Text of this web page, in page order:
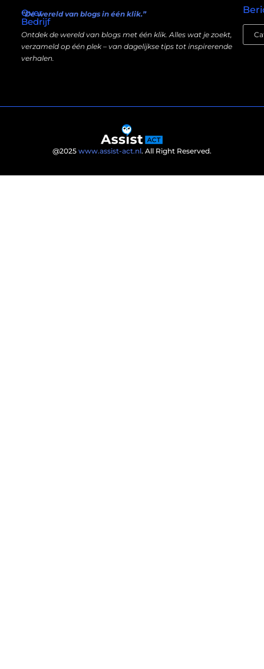
Over
Bedrijf
“De wereld van blogs in één klik.”
Ontdek de wereld van blogs met één klik. Alles wat je zoekt,
verzameld op één plek – van dagelijkse tips tot inspirerende
verhalen.
@2025 www.assist-act.nl. All Right Reserved.